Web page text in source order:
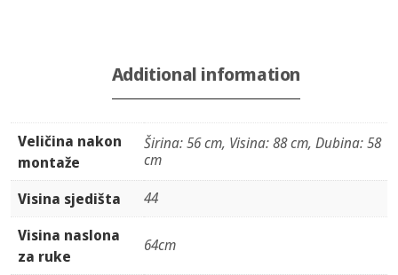
Additional information
Veličina nakon
montaže
Širina: 56 cm, Visina: 88 cm, Dubina: 58
cm
Visina sjedišta
44
Visina naslona
za ruke
64cm